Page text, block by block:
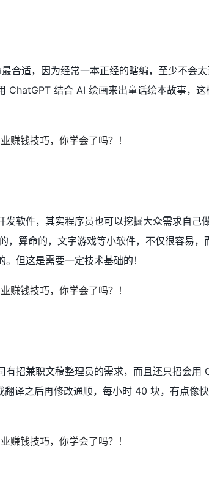
合适，因为经常一本正经的瞎编，至少不会太
ChatGPT 结合 AI 绘画来出童话绘本故事，
发软件，其实程序员也可以挖掘大众需求自己
，算命的，文字游戏等小软件，不仅很容易
但这是需要一定技术基础的！
有招兼职文稿整理员的需求，而且还只招会用
翻译之后再修改通顺，每小时 40 块，有点像